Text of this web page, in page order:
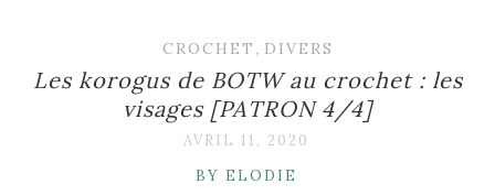
CROCHET , DIVERS
Les korogus de BOTW au crochet : les
visages [PATRON 4/4]
AVRIL 11, 2020
BY ELODIE